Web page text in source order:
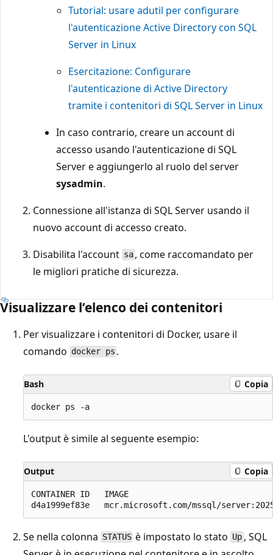
Tutorial: usare adutil per configurare
l'autenticazione Active Directory con SQL
Server in Linux
Esercitazione: Configurare
l'autenticazione di Active Directory
tramite i contenitori di SQL Server in Linux
In caso contrario, creare un account di
accesso usando l'autenticazione di SQL
Server e aggiungerlo al ruolo del server
sysadmin.
Connessione all'istanza di SQL Server usando il
nuovo account di accesso creato.
Disabilita l'account sa , come raccomandato per
le migliori pratiche di sicurezza.
Visualizzare l’elenco dei contenitori
Per visualizzare i contenitori di Docker, usare il
comando docker ps .
Bash Copia
L'output è simile al seguente esempio:
Output Copia
CONTAINER ID   IMAGE
Se nella colonna STATUS è impostato lo stato Up, SQL